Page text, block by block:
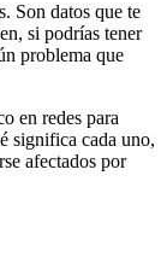
Son datos que te
si podrías tener
problema que
en redes para
significa cada uno,
afectados por